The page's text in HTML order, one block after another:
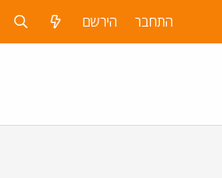
התחבר הירשם